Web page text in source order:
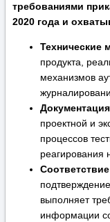
требованиями
2020 года и
Технические
продукта,
механизмов
проектной и
процессов
реагирования
выполняет
информации